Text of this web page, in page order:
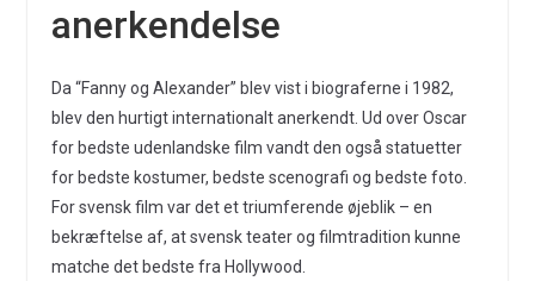
anerkendelse
Da “Fanny og Alexander” blev vist i biograferne i 1982,
blev den hurtigt internationalt anerkendt. Ud over Oscar
for bedste udenlandske film vandt den også statuetter
for bedste kostumer, bedste scenografi og bedste foto.
For svensk film var det et triumferende øjeblik – en
bekræftelse af, at svensk teater og filmtradition kunne
matche det bedste fra Hollywood.